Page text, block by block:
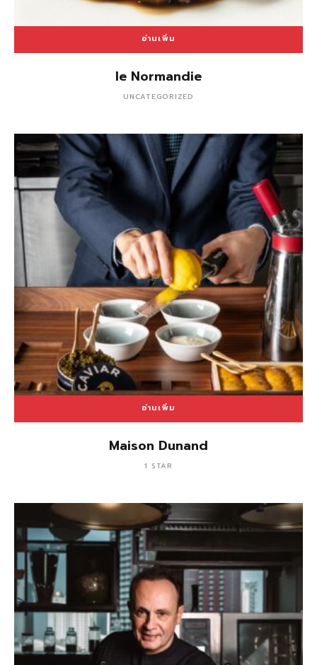
อ่านเพิ่ม
le Normandie
UNCATEGORIZED
อ่านเพิ่ม
Maison Dunand
1 STAR